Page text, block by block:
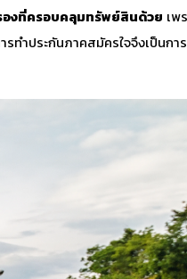
องที่ครอบคลุมทรัพย์สินด้วย เพ
ทำประกันภาคสมัครใจจึงเป็นกา